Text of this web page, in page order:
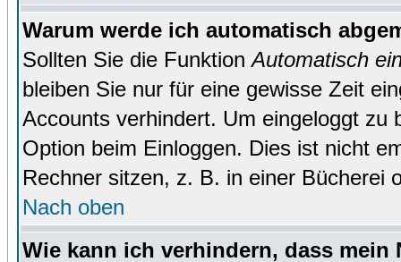
Warum werde ich automatisch
Sollten Sie die FunktionAutomatisch
bleiben Sie nur für eine gewisse Zeit
Accounts verhindert. Um eingeloggt zu
Option beim Einloggen. Dies ist nicht
Rechner sitzen, z. B. in einer Bücherei
Nach oben
Wie kann ich verhindern, dass